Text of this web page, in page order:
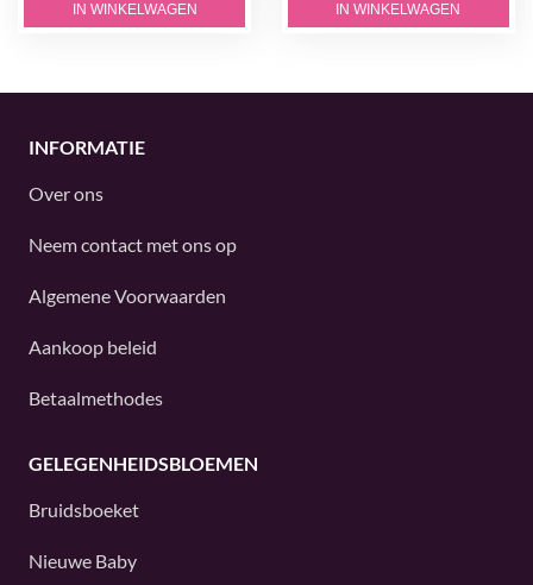
IN WINKELWAGEN IN WINKELWAGEN
INFORMATIE
Over ons
Neem contact met ons op
Algemene Voorwaarden
Aankoop beleid
Betaalmethodes
GELEGENHEIDSBLOEMEN
Bruidsboeket
Nieuwe Baby